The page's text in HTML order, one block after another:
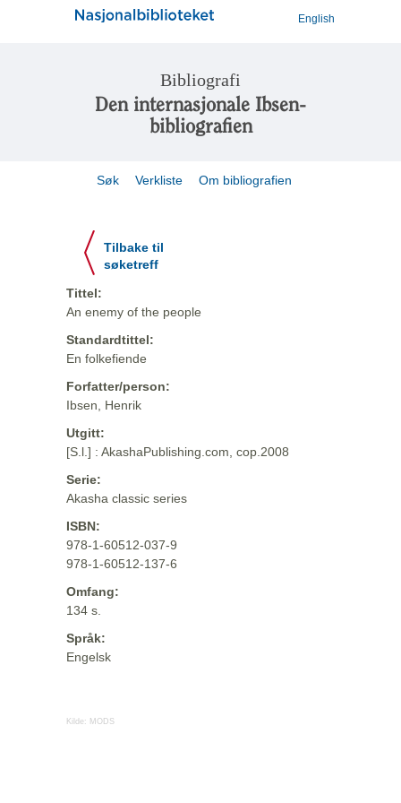
English
Bibliografi
Den internasjonale Ibsen-
bibliografien
Søk Verkliste Om bibliografien
Tilbake til
søketreff
Tittel:
An enemy of the people
Standardtittel:
En folkefiende
Forfatter/person:
Ibsen, Henrik
Utgitt:
[S.l.] : AkashaPublishing.com, cop.2008
Serie:
Akasha classic series
ISBN:
978-1-60512-037-9
978-1-60512-137-6
Omfang:
134 s.
Språk:
Engelsk
Kilde: MODS